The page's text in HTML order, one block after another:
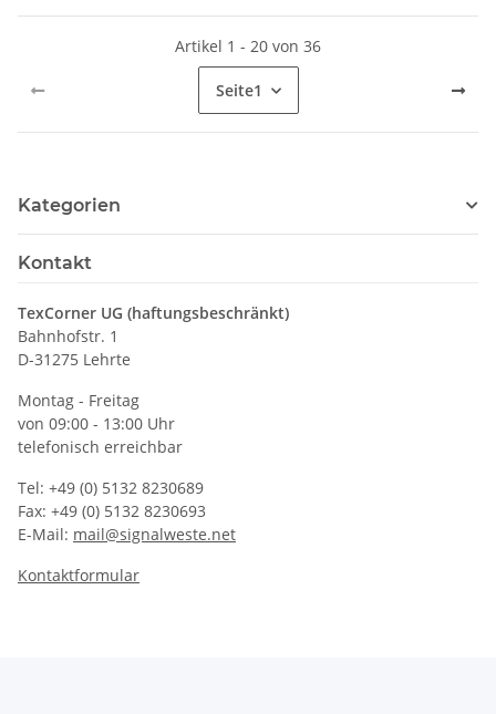
Artikel 1 - 20 von 36
Seite1
Kategorien
Kontakt
TexCorner UG (haftungsbeschränkt)
Bahnhofstr. 1
D-31275 Lehrte
Montag - Freitag
von 09:00 - 13:00 Uhr
telefonisch erreichbar
Tel: +49 (0) 5132 8230689
Fax: +49 (0) 5132 8230693
E-Mail: mail@signalweste.net
Kontaktformular